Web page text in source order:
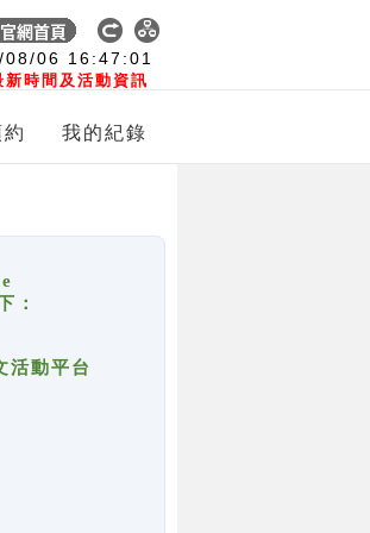
08/06 16:47:01
時間及活動資訊
我的紀錄
：
動平台